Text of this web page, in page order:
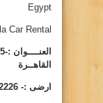
Egypt
Car Rental
العنــــوان :-
القاهــرة
ارضى :- 0020237612226